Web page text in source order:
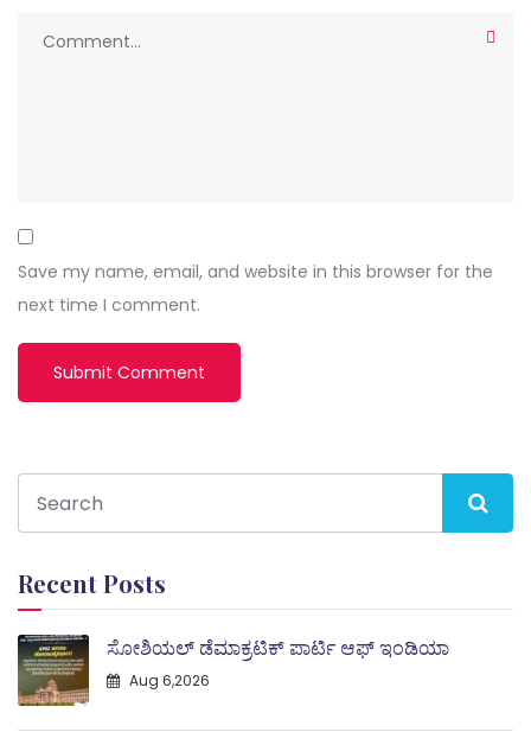
Save my name, email, and website in this browser for the
next time I comment.
Recent Posts
ಸೋಶಿಯಲ್ ಡೆಮಾಕ್ರಟಿಕ್ ಪಾರ್ಟಿ ಆಫ್ ಇಂಡಿಯಾ
Aug 6,2026